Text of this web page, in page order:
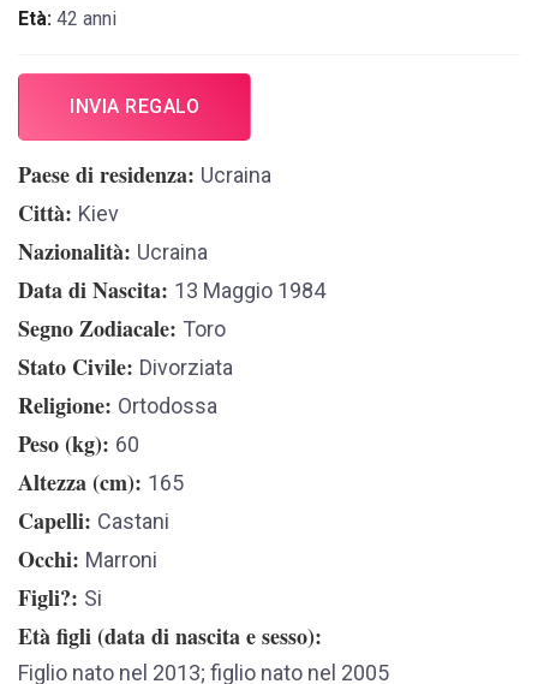
Età: 42 anni
INVIA REGALO
Paese di residenza Ucraina
Città Kiev
Nazionalità Ucraina
Data di Nascita 13 Maggio 1984
Segno Zodiacale Toro
Stato Civile Divorziata
Religione Ortodossa
Peso (kg) 60
Altezza (cm) 165
Capelli Castani
Occhi Marroni
Figli? Si
Età figli (data di nascita e sesso)
Figlio nato nel 2013; figlio nato nel 2005